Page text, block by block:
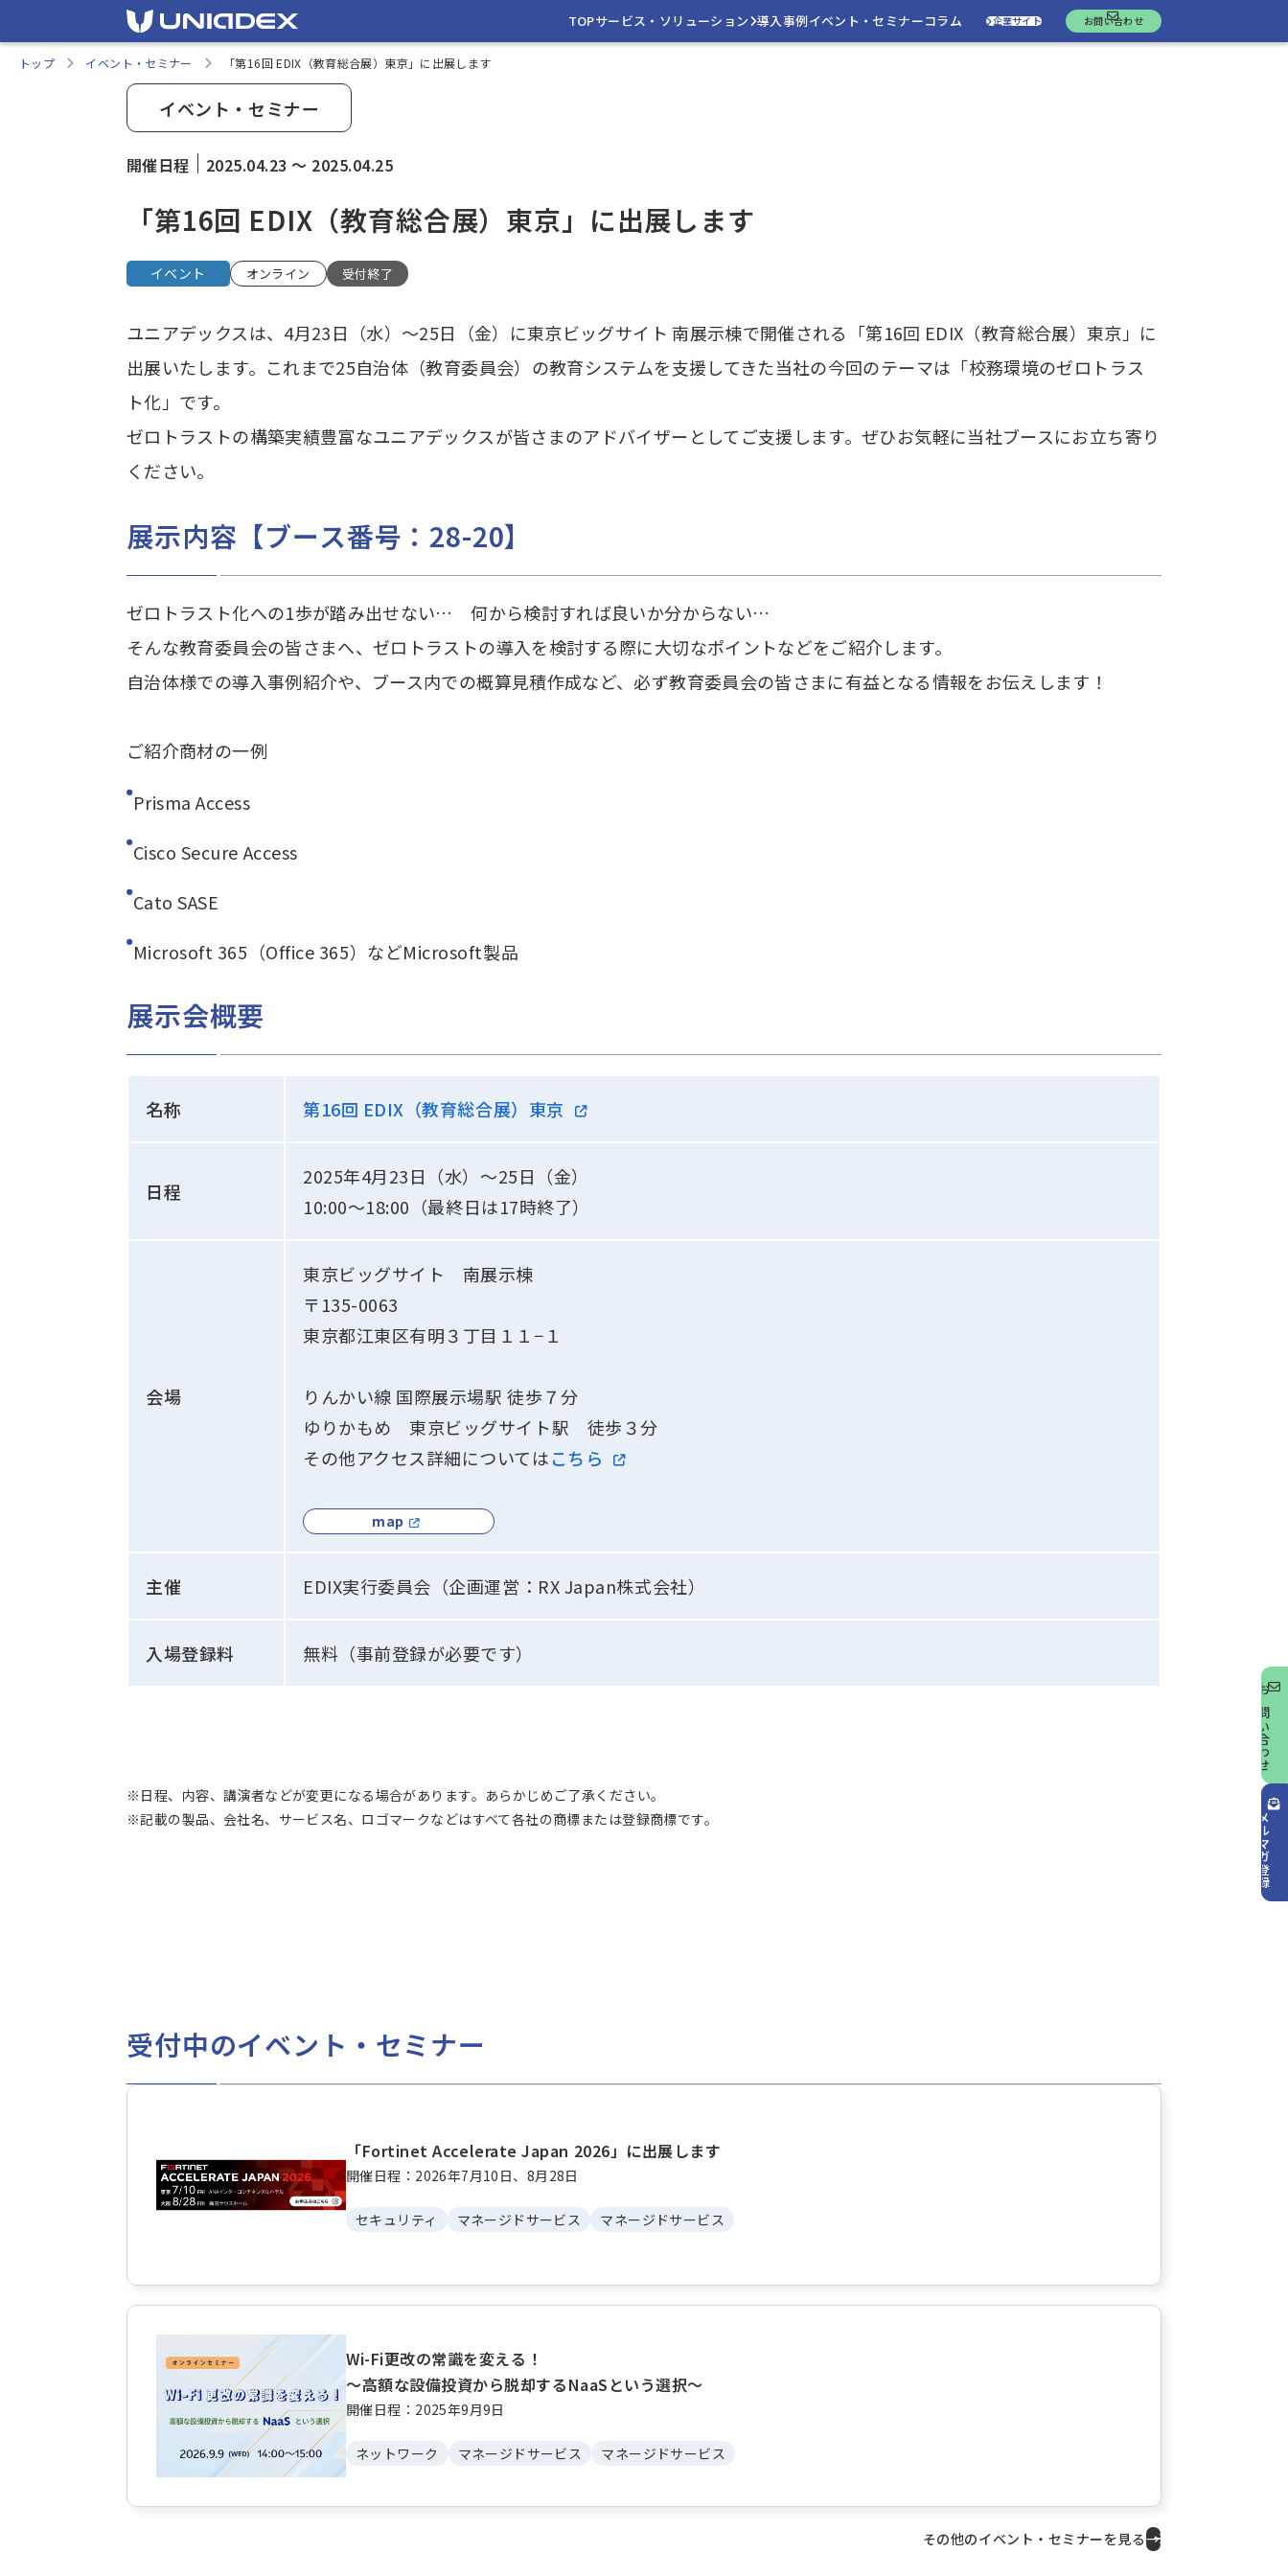
企業サイト
TOPサービス・ソリューション 導入事例イベント・セミナーコラム お問い合わせ
トップ イベント・セミナー 「第16回 EDIX（教育総合展）東京」に出展します
イベント・セミナー
開催日程 2025.04.23 〜 2025.04.25
「第16回 EDIX（教育総合展）東京」に出展します
イベント オンライン 受付終了
ユニアデックスは、4月23日（水）～25日（金）に東京ビッグサイト 南展示棟で開催される「第16回 EDIX（教育総合展）東京」に
出展いたします。これまで25自治体（教育委員会）の教育システムを支援してきた当社の今回のテーマは「校務環境のゼロトラス
ト化」です。
ゼロトラストの構築実績豊富なユニアデックスが皆さまのアドバイザーとしてご支援します。ぜひお気軽に当社ブースにお立ち寄り
ください。
展示内容【ブース番号：28-20】
ゼロトラスト化への1歩が踏み出せない… 何から検討すれば良いか分からない…
そんな教育委員会の皆さまへ、ゼロトラストの導入を検討する際に大切なポイントなどをご紹介します。
自治体様での導入事例紹介や、ブース内での概算見積作成など、必ず教育委員会の皆さまに有益となる情報をお伝えします！
ご紹介商材の一例
Prisma Access
Cisco Secure Access
Cato SASE
Microsoft 365（Office 365）などMicrosoft製品
展示会概要
名称 第16回 EDIX（教育総合展）東京
日程
2025年4月23日（水）～25日（金）
10:00～18:00（最終日は17時終了）
会場
東京ビッグサイト 南展示棟
〒135-0063
東京都江東区有明３丁目１１−１
りんかい線 国際展示場駅 徒歩７分
ゆりかもめ 東京ビッグサイト駅 徒歩３分
その他アクセス詳細についてはこちら
map
主催 EDIX実行委員会（企画運営：RX Japan株式会社）
入場登録料 無料（事前登録が必要です）
※日程、内容、講演者などが変更になる場合があります。あらかじめご了承ください。
※記載の製品、会社名、サービス名、ロゴマークなどはすべて各社の商標または登録商標です。
受付中のイベント・セミナー
「Fortinet Accelerate Japan 2026」に出展します
開催日程：2026年7月10日、8月28日
セキュリティ マネージドサービス マネージドサービス
Wi-Fi更改の常識を変える！
～高額な設備投資から脱却するNaaSという選択～
開催日程：2025年9月9日
ネットワーク マネージドサービス マネージドサービス
その他のイベント・セミナーを見る→
お問い合わせ
メルマガ登録